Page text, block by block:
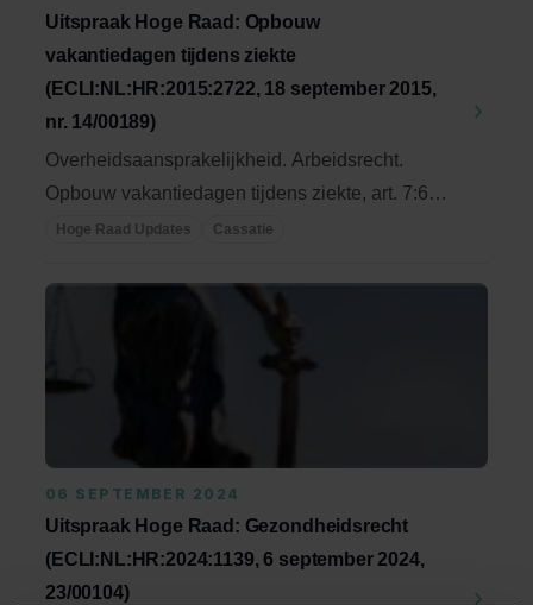
Uitspraak Hoge Raad: Opbouw
vakantiedagen tijdens ziekte
(ECLI:NL:HR:2015:2722, 18 september 2015,
nr. 14/00189)
Overheidsaansprakelijkheid. Arbeidsrecht.
Opbouw vakantiedagen tijdens ziekte, art. 7:635
lid 4 ...
Hoge Raad Updates Cassatie
06 SEPTEMBER 2024
Uitspraak Hoge Raad: Gezondheidsrecht
(ECLI:NL:HR:2024:1139, 6 september 2024,
23/00104)